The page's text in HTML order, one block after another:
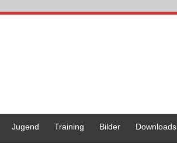
Jugend Training Bilder Downloads